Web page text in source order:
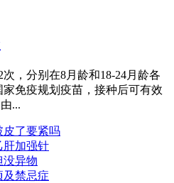
，分别在8月龄和18-24月龄各
免疫规划疫苗，接种后可有效
...
皮了要紧吗
肝加强针
没异物
及禁忌症